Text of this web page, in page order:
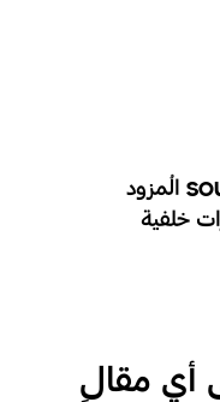
جهاز الصوت soundbar المُزود
خلفية
أي مقالٍ